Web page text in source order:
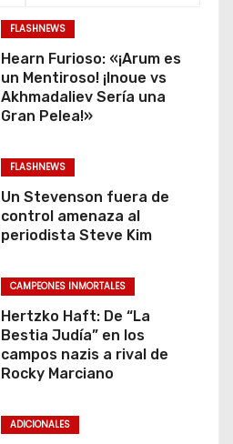
FLASHNEWS
Hearn Furioso: «¡Arum es
un Mentiroso! ¡Inoue vs
Akhmadaliev Sería una
Gran Pelea!»
FLASHNEWS
Un Stevenson fuera de
control amenaza al
periodista Steve Kim
CAMPEONES INMORTALES
Hertzko Haft: De “La
Bestia Judía” en los
campos nazis a rival de
Rocky Marciano
ADICIONALES